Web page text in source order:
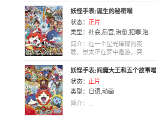
妖怪手表:诞生的秘密喵
状态： 正片
类型： 社会,后宫,治愈,犯罪,泡
面番,日语,动画
简介：在一个星光璀璨的夜
晚，景太正在梦中遨游，突
然.....
妖怪手表:阎魔大王和五个故事喵
状态： 正片
类型：
日语,动画
简介：...